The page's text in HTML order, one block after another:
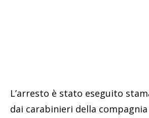
L’arresto è stato eseguito
dai carabinieri della compagnia